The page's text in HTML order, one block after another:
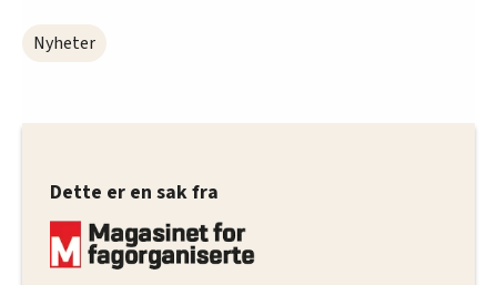
Nyheter
Dette er en sak fra